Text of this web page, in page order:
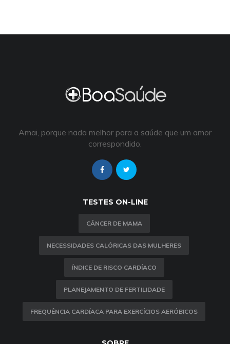
Amai, porque nada melhor para a saúde que um amor
correspondido.
TESTES ON-LINE
CÂNCER DE MAMA
NECESSIDADES CALÓRICAS DAS MULHERES
ÍNDICE DE RISCO CARDÍACO
PLANEJAMENTO DE FERTILIDADE
FREQUÊNCIA CARDÍACA PARA EXERCÍCIOS AERÓBICOS